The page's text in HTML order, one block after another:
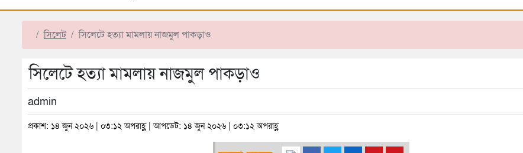
সিলেট সিলেটে হত্যা মামলায় নাজমুল পাকড়াও
সিলেটে হত্যা মামলায় নাজমুল পাকড়াও
admin
প্রকাশ: ১৪ জুন ২০২৬ | ০৩:১২ অপরাহ্ণ | আপডেট: ১৪ জুন ২০২৬ | ০৩:১২ অপরাহ্ণ